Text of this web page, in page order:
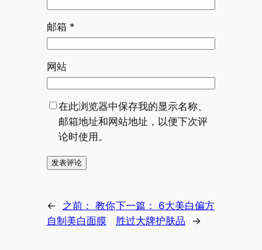
邮箱 *
网站
在此浏览器中保存我的显示名称、
邮箱地址和网站地址，以便下次评
论时使用。
← 之前： 教你
自制美白面膜
下一篇：
6大美白偏方
胜过大牌护肤品
→